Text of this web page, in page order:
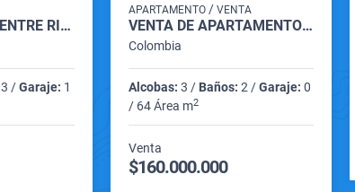
VENTA DE CASA ENTRE RIOS CARTAGO VALLE
3 /Garaje: 1
APARTAMENTO/ VENTA
VENTA DE APARTAMENTO JARDINES DE SANTA MARIA CARTAGO VALLE
Colombia
Alcobas: 3 / Baños: 2 /Garaje: 0
/ 64 Área m2
Venta
$160.000.000